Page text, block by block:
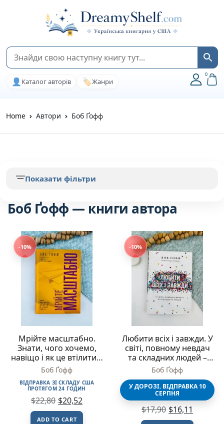
👤 Каталог авторів 🏷️Жанри
0
Home Автори Боб Ґофф
Боб Ґофф — книги автора
-10%
Мрійте масштабно.
Знати, чого хочемо,
навіщо і як це втілити в
життя – Боб Ґофф –
Свічадо
Боб Ґофф
ВІДПРАВКА ЗІ СКЛАДУ США
ПРОТЯГОМ 24 ГОДИН
$22,80 $20,52
ADD TO CART
-10%
Любити всіх і завжди. У
світі, повному невдач
та складних людей –
Боб Ґофф – Свічадо
Боб Ґофф
У ДОРОЗІ. ВІДПРАВКА 10
СЕРПНЯ
$17,90 $16,11
Показати фільтри